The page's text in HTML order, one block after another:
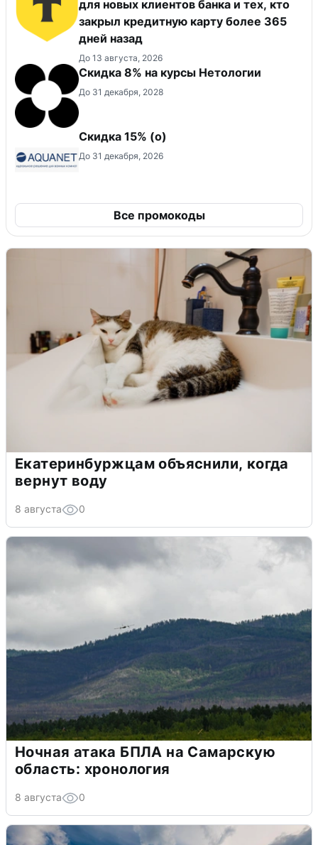
для новых клиентов банка и тех, кто
закрыл кредитную карту более 365
дней назад
До 13 августа, 2026
Скидка 8% на курсы Нетологии
До 31 декабря, 2028
Скидка 15% (о)
До 31 декабря, 2026
Все промокоды
Екатеринбуржцам объяснили, когда
вернут воду
8 августа 0
Ночная атака БПЛА на Самарскую
область: хронология
8 августа 0